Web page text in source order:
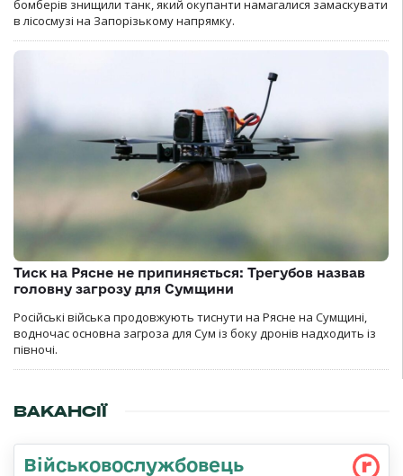
бомберів знищили танк, який окупанти намагалися замаскувати
в лісосмузі на Запорізькому напрямку.
Тиск на Рясне не припиняється: Трегубов назвав
головну загрозу для Сумщини
Російські війська продовжують тиснути на Рясне на Сумщині,
водночас основна загроза для Сум із боку дронів надходить із
півночі.
ВАКАНСІЇ
Військовослужбовець